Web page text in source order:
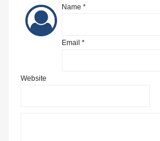
Name *
Email *
Website